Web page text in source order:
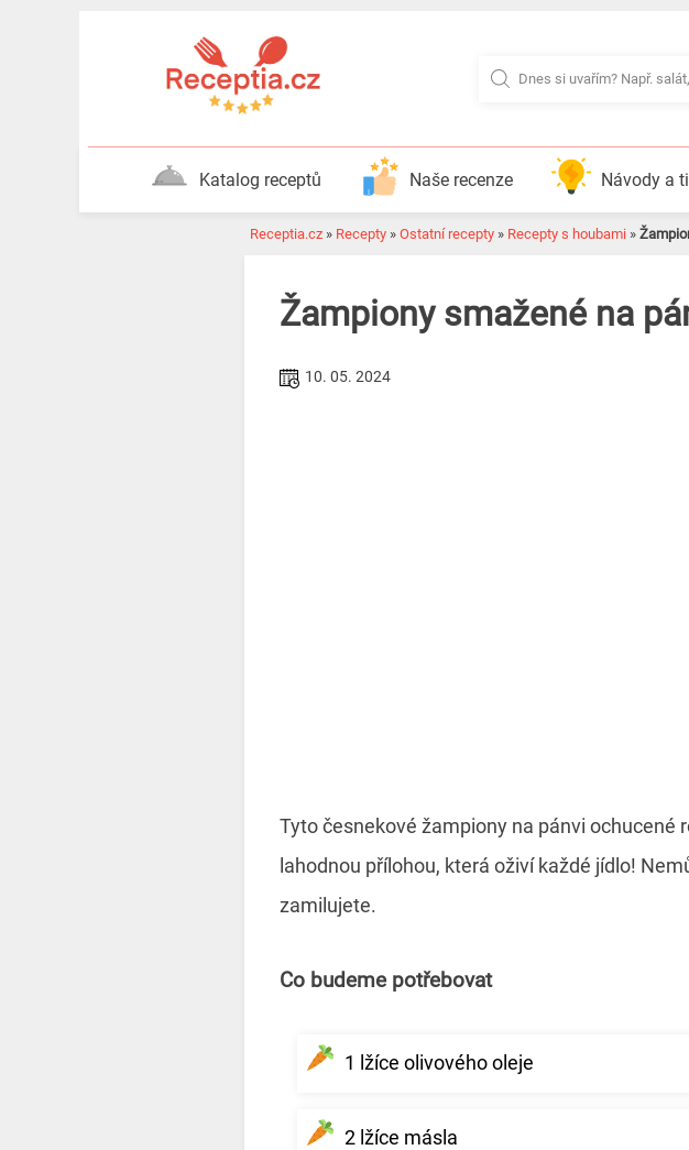
Katalog receptů Naše recenze Návody a
Receptia.cz » Recepty » Ostatní recepty » Recepty s houbami »
Žampiony smažené na
10. 05. 2024
Tyto česnekové žampiony na pánvi
lahodnou přílohou, která oživí každé jídlo!
zamilujete.
Co budeme potřebovat
1 lžíce olivového oleje
2 lžíce másla